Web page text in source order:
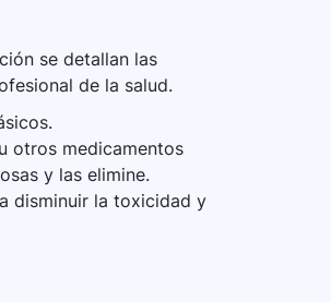
se detallan las
de la salud.
otros medicamentos
y las elimine.
disminuir la toxicidad y